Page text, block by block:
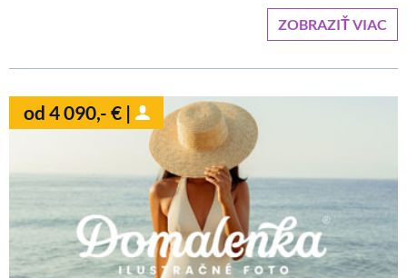
ZOBRAZIŤ VIAC
od 4 090,- € |